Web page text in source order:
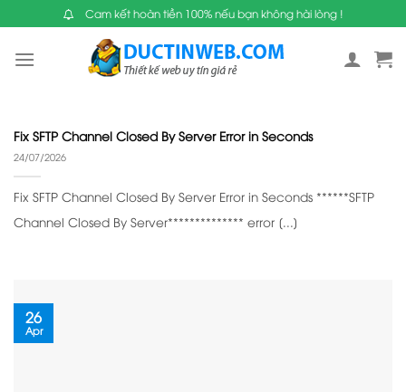
content
Cam kết hoàn tiền 100% nếu bạn không hài lòng !
Fix SFTP Channel Closed By Server Error in Seconds
24/07/2026
Fix SFTP Channel Closed By Server Error in Seconds ******SFTP
Channel Closed By Server************** error [...]
26
Apr